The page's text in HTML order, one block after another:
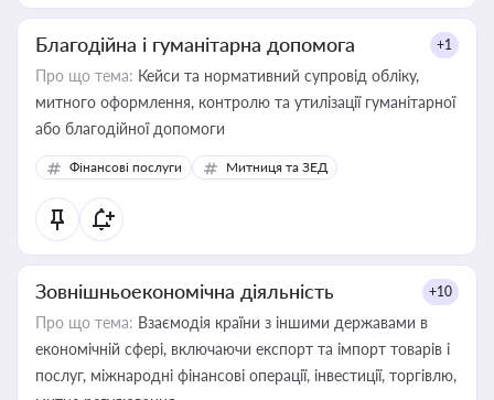
Благодійна і гуманітарна допомога +1
Про що тема: Кейси та нормативний супровід обліку,
митного оформлення, контролю та утилізації гуманітарної
або благодійної допомоги
Фінансові послуги Митниця та ЗЕД
Зовнішньоекономічна діяльність +10
Про що тема: Взаємодія країни з іншими державами в
економічній сфері, включаючи експорт та імпорт товарів і
послуг, міжнародні фінансові операції, інвестиції, торгівлю,